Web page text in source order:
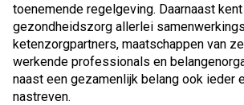
toenemende regelgeving. Daarnaast
gezondheidszorg allerlei
ketenzorgpartners, maatschappen van
werkende professionals en
naast een gezamenlijk belang ook ieder
nastreven.